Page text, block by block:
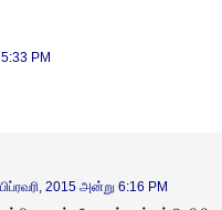
PM
2015 அன்று 6:16 PM